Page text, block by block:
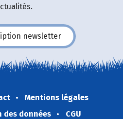
newsletter
Mentions légales
des données
CGU